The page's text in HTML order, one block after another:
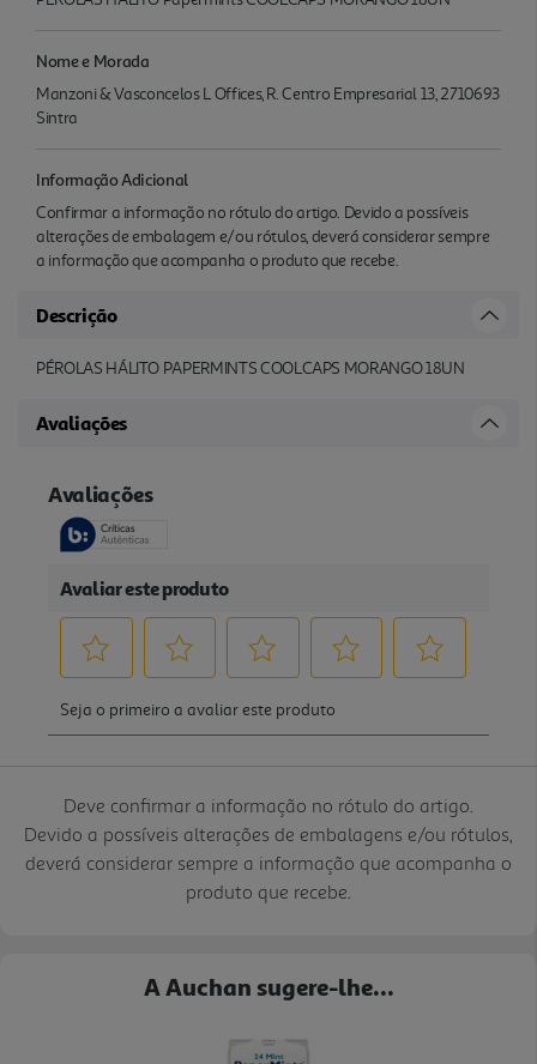
Nome e Morada
Manzoni & Vasconcelos L Offices, R. Centro Empresarial 13, 2710693
Sintra
Informação Adicional
Confirmar a informação no rótulo do artigo. Devido a possíveis
alterações de embalagem e/ou rótulos, deverá considerar sempre
a informação que acompanha o produto que recebe.
Descrição
PÉROLAS HÁLITO PAPERMINTS COOLCAPS MORANGO 18UN
Avaliações
Deve confirmar a informação no rótulo do artigo.
Devido a possíveis alterações de embalagens e/ou rótulos,
deverá considerar sempre a informação que acompanha o
produto que recebe.
A Auchan sugere-lhe...